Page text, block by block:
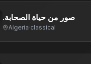
.صور من حياة الصحابة
Algeria·classical